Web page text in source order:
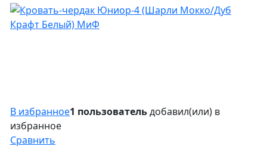
В избранное1 пользовательдобавил(или) в
избранное
Сравнить